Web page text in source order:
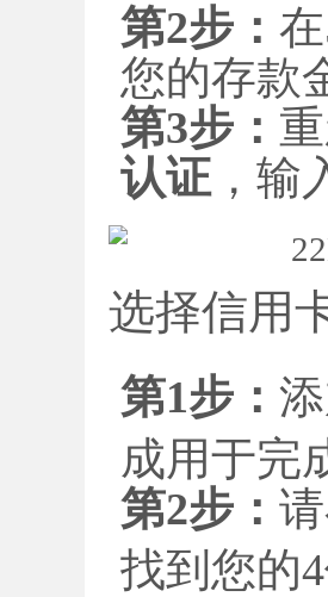
第2步：
您的存款
第3步：
认证 ，
选择信用
第1步：
成用于完
第2步：
找到您的